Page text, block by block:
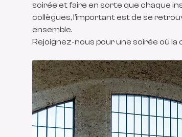
soirée et faire en sorte que chaque
collègues, l’important est de se
ensemble.
Rejoignez-nous pour une soirée où la